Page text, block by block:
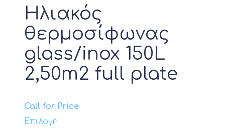
Προϊόν Αντίσταση
Προϊόν Ηλεκτρική Παροχή
Προϊόν Θερμική Ισχύς kW
σελίδα
του
προϊόντος
Ηλιακός
θερμοσίφωνας
glass/inox 150L
2,50m2 full plate
Call for Price
Επιλογή